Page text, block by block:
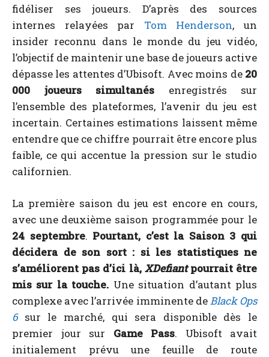
fidéliser ses joueurs. D’après des sources
internes relayées par Tom Henderson, un
insider reconnu dans le monde du jeu vidéo,
l’objectif de maintenir une base de joueurs active
dépasse les attentes d’Ubisoft. Avec moins de 20
000 joueurs simultanés enregistrés sur
l’ensemble des plateformes, l’avenir du jeu est
incertain. Certaines estimations laissent même
entendre que ce chiffre pourrait être encore plus
faible, ce qui accentue la pression sur le studio
californien.
La première saison du jeu est encore en cours,
avec une deuxième saison programmée pour le
24 septembre. Pourtant, c’est la Saison 3 qui
décidera de son sort : si les statistiques ne
s’améliorent pas d’ici là, XDefiantpourrait être
mis sur la touche. Une situation d’autant plus
complexe avec l’arrivée imminente deBlack Ops
6sur le marché, qui sera disponible dès le
premier jour sur Game Pass. Ubisoft avait
initialement prévu une feuille de route